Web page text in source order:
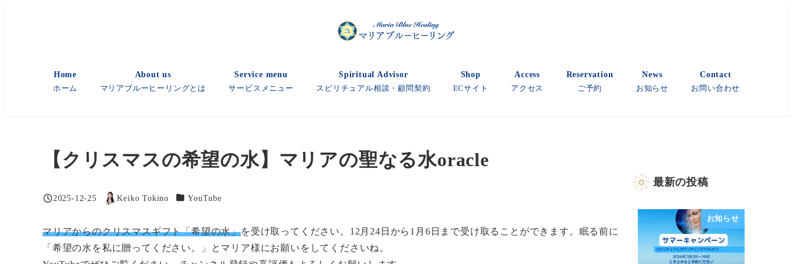
Home
ホーム
About us
マリアブルーヒーリングとは
Service menu
サービスメニュー
Spiritual Advisor
スピリチュアル相談・顧問契約
Shop
ECサイト
Access
アクセス
Reservation
ご予約
News
お知らせ
Contact
お問い合わせ
【クリスマスの希望の水】マリアの聖なる水oracle
投稿日
2025-12-25
著
Keiko Tokino カテゴリー
YouTube
マリアからのクリスマスギフト「希望の水」を受け取ってください。12月24日から1月6日まで受け取ることができます。眠る前に
「希望の水を私に贈ってください。」とマリア様にお願いをしてくださいね。
最新の投稿
お知らせ